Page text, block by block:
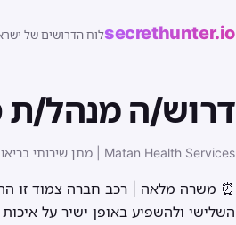
secrethunter.ioלוח הדרושים של
דרוש/ה מנהל/ת
Matan Health Services | מתן שירותי בריאות · netanya
⏰ משרה מלאה | רכב חברה צמוד זו
השלישי ולהשפיע באופן ישיר על